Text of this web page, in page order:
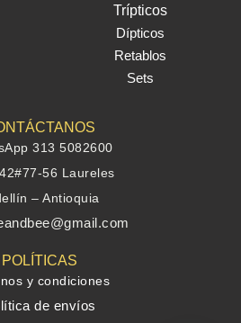
Trípticos
Dípticos
Retablos
Sets
313 5082600
56 Laureles
– Antioquia
POLÍTICAS
y condiciones
de envíos